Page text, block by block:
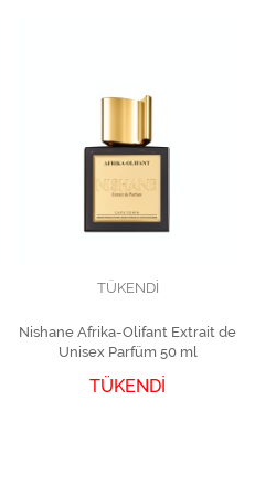
TÜKENDİ
Nishane Afrika-Olifant Extrait de
Unisex Parfüm 50 ml
TÜKENDİ